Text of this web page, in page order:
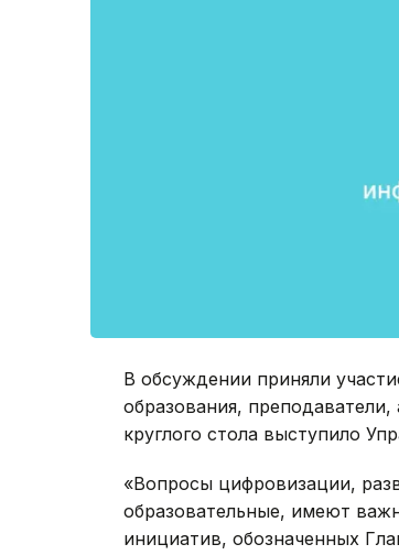
В обсуждении приняли
образования,
круглого стола выступило
«Вопросы цифровизации,
образовательные, имеют
инициатив, обозначенных